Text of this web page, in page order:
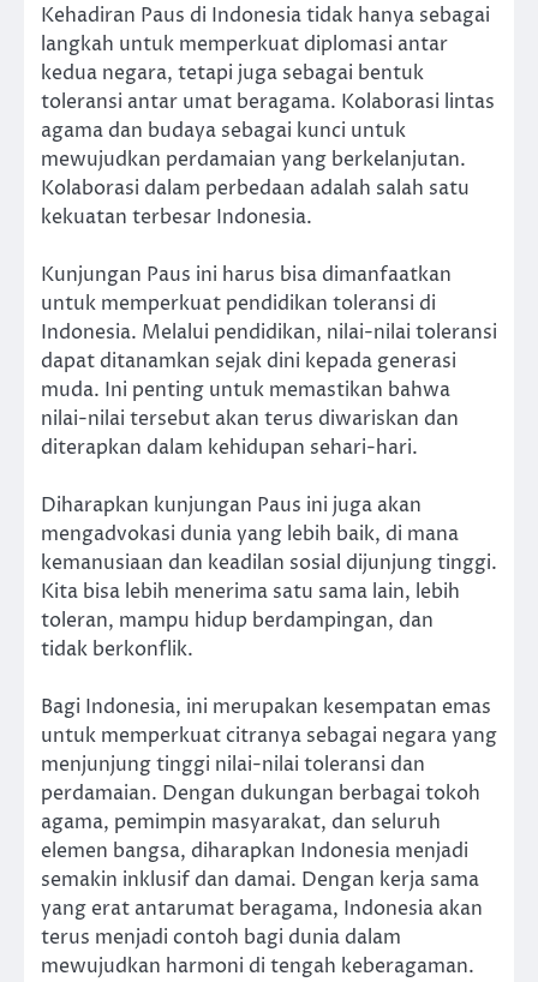
Kehadiran Paus di Indonesia tidak hanya sebagai
langkah untuk memperkuat diplomasi antar
kedua negara, tetapi juga sebagai bentuk
toleransi antar umat beragama. Kolaborasi lintas
agama dan budaya sebagai kunci untuk
mewujudkan perdamaian yang berkelanjutan.
Kolaborasi dalam perbedaan adalah salah satu
kekuatan terbesar Indonesia.
Kunjungan Paus ini harus bisa dimanfaatkan
untuk memperkuat pendidikan toleransi di
Indonesia. Melalui pendidikan, nilai-nilai toleransi
dapat ditanamkan sejak dini kepada generasi
muda. Ini penting untuk memastikan bahwa
nilai-nilai tersebut akan terus diwariskan dan
diterapkan dalam kehidupan sehari-hari.
Diharapkan kunjungan Paus ini juga akan
mengadvokasi dunia yang lebih baik, di mana
kemanusiaan dan keadilan sosial dijunjung tinggi.
Kita bisa lebih menerima satu sama lain, lebih
toleran, mampu hidup berdampingan, dan
tidak berkonflik.
Bagi Indonesia, ini merupakan kesempatan emas
untuk memperkuat citranya sebagai negara yang
menjunjung tinggi nilai-nilai toleransi dan
perdamaian. Dengan dukungan berbagai tokoh
agama, pemimpin masyarakat, dan seluruh
elemen bangsa, diharapkan Indonesia menjadi
semakin inklusif dan damai. Dengan kerja sama
yang erat antarumat beragama, Indonesia akan
terus menjadi contoh bagi dunia dalam
mewujudkan harmoni di tengah keberagaman.